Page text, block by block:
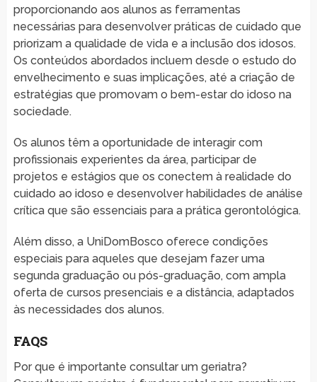
proporcionando aos alunos as ferramentas
necessárias para desenvolver práticas de cuidado que
priorizam a qualidade de vida e a inclusão dos idosos.
Os conteúdos abordados incluem desde o estudo do
envelhecimento e suas implicações, até a criação de
estratégias que promovam o bem-estar do idoso na
sociedade.
Os alunos têm a oportunidade de interagir com
profissionais experientes da área, participar de
projetos e estágios que os conectem à realidade do
cuidado ao idoso e desenvolver habilidades de análise
crítica que são essenciais para a prática gerontológica.
Além disso, a UniDomBosco oferece condições
especiais para aqueles que desejam fazer uma
segunda graduação ou pós-graduação, com ampla
oferta de cursos presenciais e a distância, adaptados
às necessidades dos alunos.
FAQS
Por que é importante consultar um geriatra?